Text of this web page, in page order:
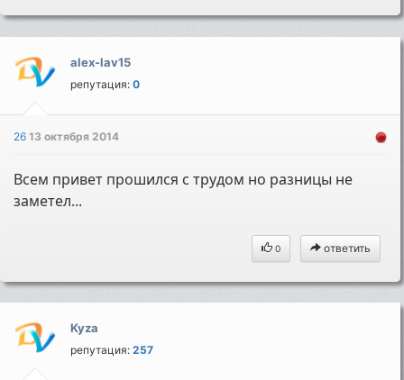
alex-lav15
репутация:0
2613 октября 2014
Всем привет прошился с трудом но разницы не
заметел...
0 ответить
Kyza
репутация:257